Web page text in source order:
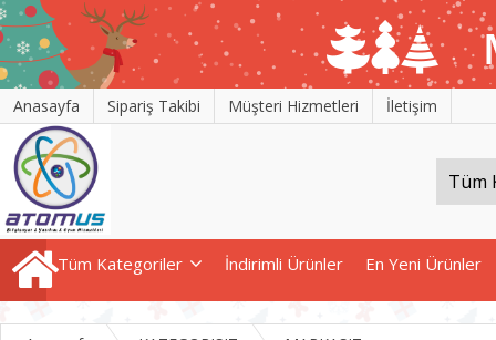
Anasayfa Sipariş Takibi Müşteri Hizmetleri İletişim
Tüm Kategoriler İndirimli Ürünler En Yeni Ürünler